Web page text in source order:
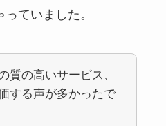
ていました。
質の高いサービス、
する声が多かったで